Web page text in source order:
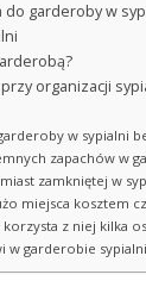
garderoby w
organizacji
w sypialni
zapachów w
zamkniętej w
miejsca kosztem
z niej kilka
w garderobie